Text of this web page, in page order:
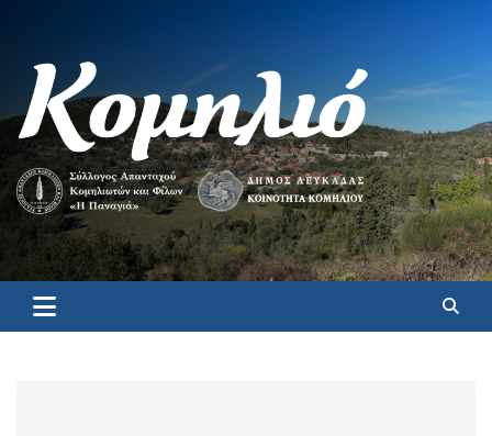
Κομηλιό
Επίσημη ιστοσελίδα για το Κομηλιό Λευκάδας